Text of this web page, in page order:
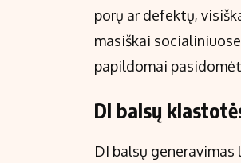
porų ar defektų,
masiškai
papildomai
DI balsų
DI balsų